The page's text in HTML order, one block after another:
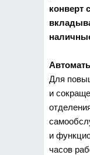
конверт
Для
и
и
часов